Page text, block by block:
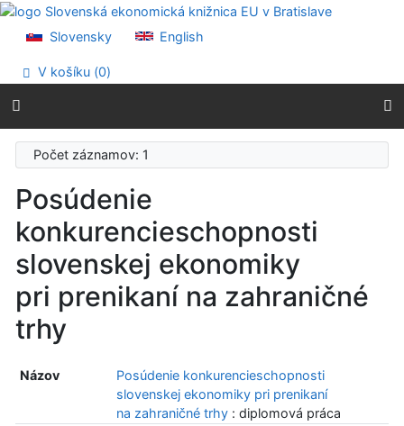
Prejsť na obsah
Prehlásenie o webovej prístupnosti
Slovensky English
V košíku (0)
Počet záznamov: 1
Posúdenie
konkurencieschopnosti
slovenskej ekonomiky
pri prenikaní na zahraničné
trhy
Názov
Posúdenie konkurencieschopnosti
slovenskej ekonomiky pri prenikaní
na zahraničné trhy : diplomová práca